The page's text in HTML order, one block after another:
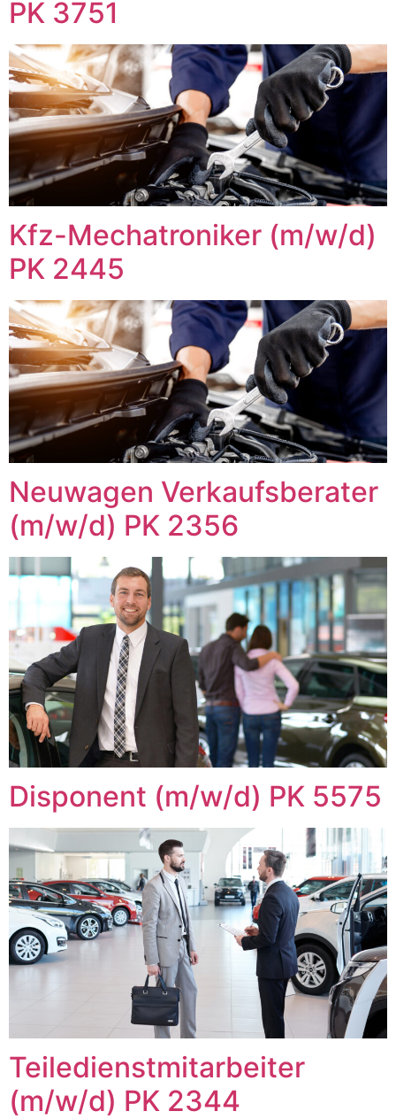
PK 3751
Kfz-Mechatroniker (m/w/d)
PK 2445
Neuwagen Verkaufsberater
(m/w/d) PK 2356
Disponent (m/w/d) PK 5575
Teiledienstmitarbeiter
(m/w/d) PK 2344